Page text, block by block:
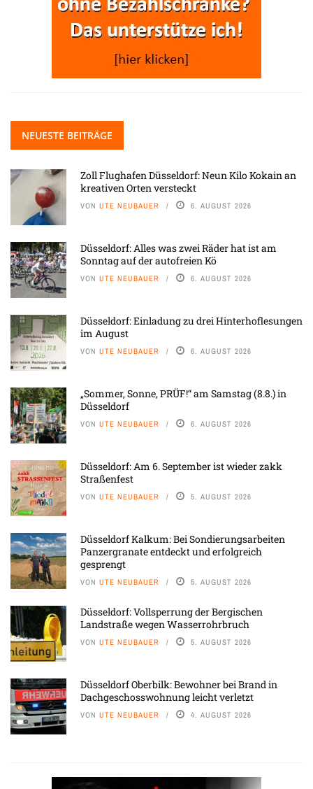
NEUESTE BEITRÄGE
Zoll Flughafen Düsseldorf: Neun Kilo Kokain an
kreativen Orten versteckt
VON UTE NEUBAUER 6. AUGUST 2026
Düsseldorf: Alles was zwei Räder hat ist am
Sonntag auf der autofreien Kö
VON UTE NEUBAUER 6. AUGUST 2026
Düsseldorf: Einladung zu drei Hinterhoflesungen
im August
VON UTE NEUBAUER 6. AUGUST 2026
„Sommer, Sonne, PRÜF!“ am Samstag (8.8.) in
Düsseldorf
VON UTE NEUBAUER 6. AUGUST 2026
Düsseldorf: Am 6. September ist wieder zakk
Straßenfest
VON UTE NEUBAUER 5. AUGUST 2026
Düsseldorf Kalkum: Bei Sondierungsarbeiten
Panzergranate entdeckt und erfolgreich
gesprengt
VON UTE NEUBAUER 5. AUGUST 2026
Düsseldorf: Vollsperrung der Bergischen
Landstraße wegen Wasserrohrbruch
VON UTE NEUBAUER 5. AUGUST 2026
Düsseldorf Oberbilk: Bewohner bei Brand in
Dachgeschosswohnung leicht verletzt
VON UTE NEUBAUER 4. AUGUST 2026